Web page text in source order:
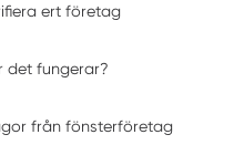
ert företag
det fungerar?
från fönsterföretag